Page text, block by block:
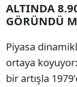
ALTINDA
GÖRÜNDÜ
Piyasa
ortaya koyuyor:
bir artışla